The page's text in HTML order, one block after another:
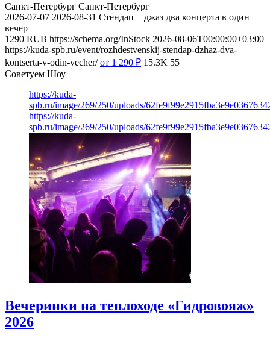
Санкт-Петербург Санкт-Петербург
2026-07-07 2026-08-31 Стендап + джаз два концерта в один
вечер
1290 RUB https://schema.org/InStock 2026-08-06T00:00:00+03:00
https://kuda-spb.ru/event/rozhdestvenskij-stendap-dzhaz-dva-
kontserta-v-odin-vecher/ от 1 290 ₽ 15.3K 55
Советуем Шоу
https://kuda-
spb.ru/image/269/250/uploads/
https://kuda-
spb.ru/image/269/250/uploads/
Вечеринки на теплоходе «Гидровояж»
2026